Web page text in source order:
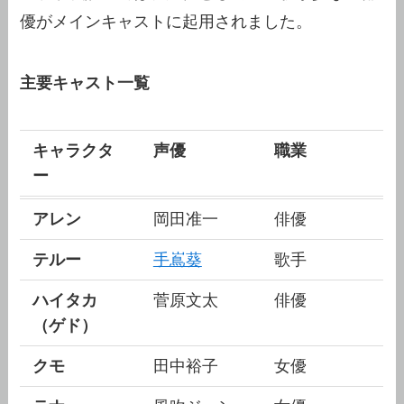
優がメインキャストに起用されました。
主要キャスト一覧
キャラクタ
ー
声優 職業
アレン 岡田准一 俳優
テルー 手嶌葵 歌手
ハイタカ
（ゲド）
菅原文太 俳優
クモ 田中裕子 女優